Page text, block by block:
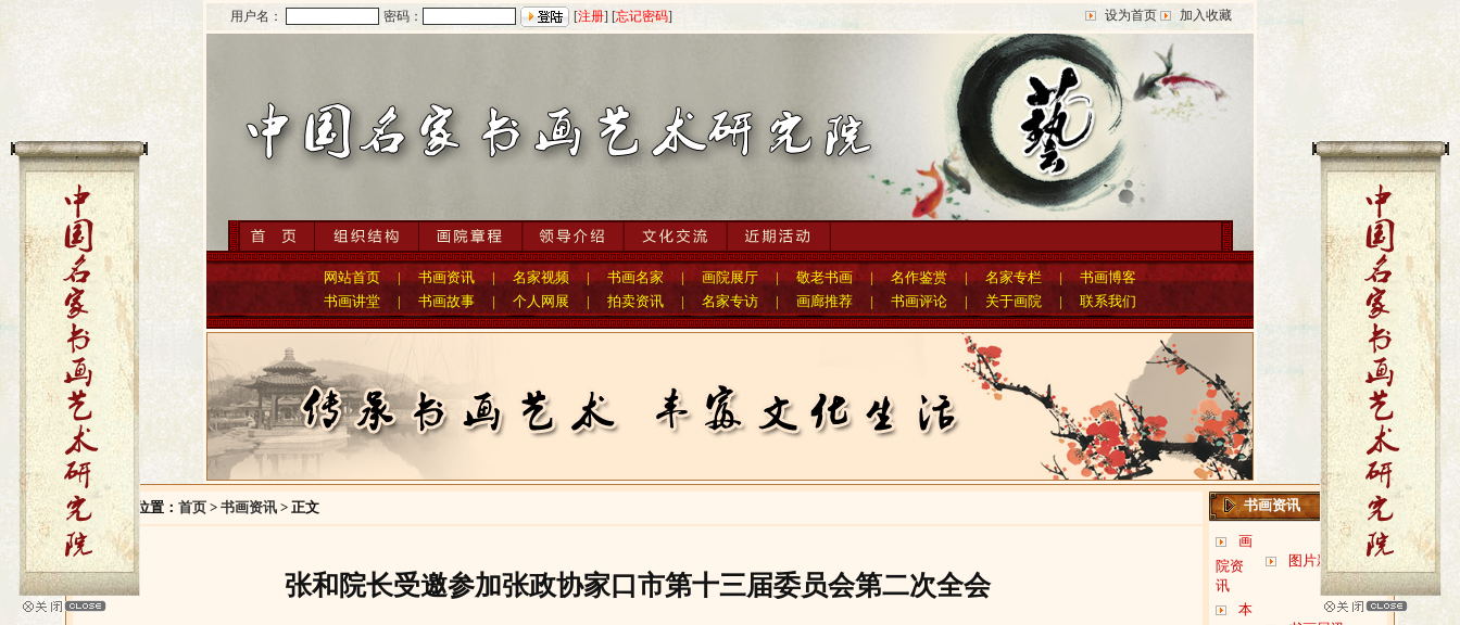
用户名： 密码： [注册] [忘记密码] 设为首页 加入收藏
网站首页 |书画资讯 |名家视频 |书画名家 |画院展厅 |敬老书画 |名作鉴赏 |名家专栏 | 书画博客
书画讲堂
| 书画故事 | 个人网展 | 拍卖资讯 | 名家专访 | 画廊推荐 | 书画评论 | 关于画院 | 联系我们
您的位置： 首页 > 书画资讯 > 正文
张和院长受邀参加张政协家口市第十三届委员会第二次全会
书画资讯
画
院资
讯
图片新闻
本